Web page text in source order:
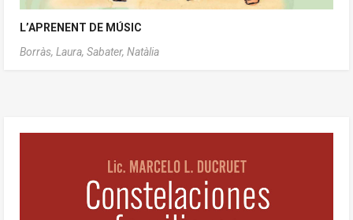
L’APRENENT DE MÚSIC
Borràs, Laura, Sabater, Natàlia